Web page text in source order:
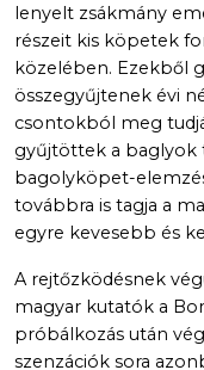
lenyelt zsákmány
részeit kis köpetek
közelében. Ezekből
összegyűjtenek évi
csontokból meg
gyűjtöttek a baglyok
bagolyköpet-
továbbra is tagja a
egyre kevesebb és
A rejtőzködésnek
magyar kutatók a
próbálkozás után
szenzációk sora